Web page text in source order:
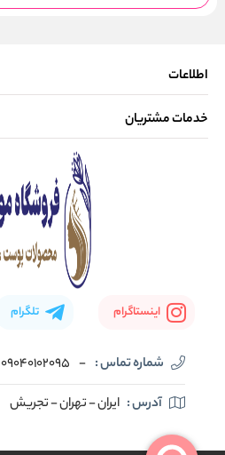
اطلاعات
صفحه اصلی
خدمات مشتریان
اینستاگرام تلگرام
شماره تماس : -
09040102095
آدرس : ایران - تهران - تجریش